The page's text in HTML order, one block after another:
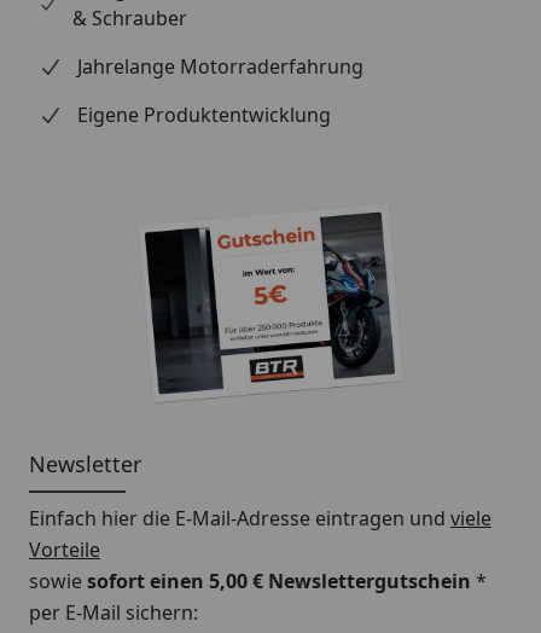
& Schrauber
Jahrelange Motorraderfahrung
Eigene Produktentwicklung
Newsletter
Einfach hier die E-Mail-Adresse eintragen und viele
Vorteile
sowiesofort einen 5,00 € Newslettergutschein *
per E-Mail sichern: